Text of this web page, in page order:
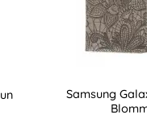
Samsung